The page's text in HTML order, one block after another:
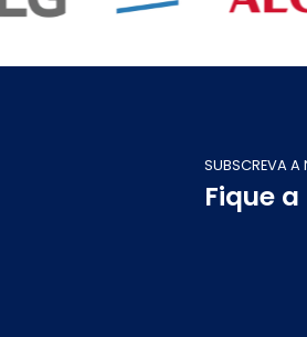
SUBSCREVA A
Fique